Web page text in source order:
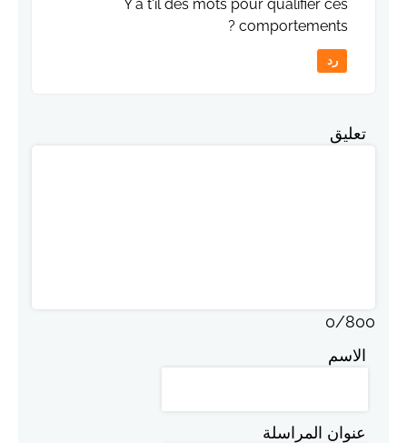
Y a t'il des mots pour qualifier ces
comportements ?
رد
تعليق
0/800
الاسم
عنوان المراسلة